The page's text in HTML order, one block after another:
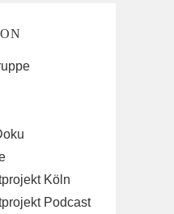
Köln
Podcast